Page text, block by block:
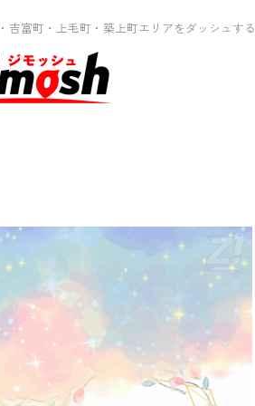
吉富町・上毛町・築上町エリアをダッシュする